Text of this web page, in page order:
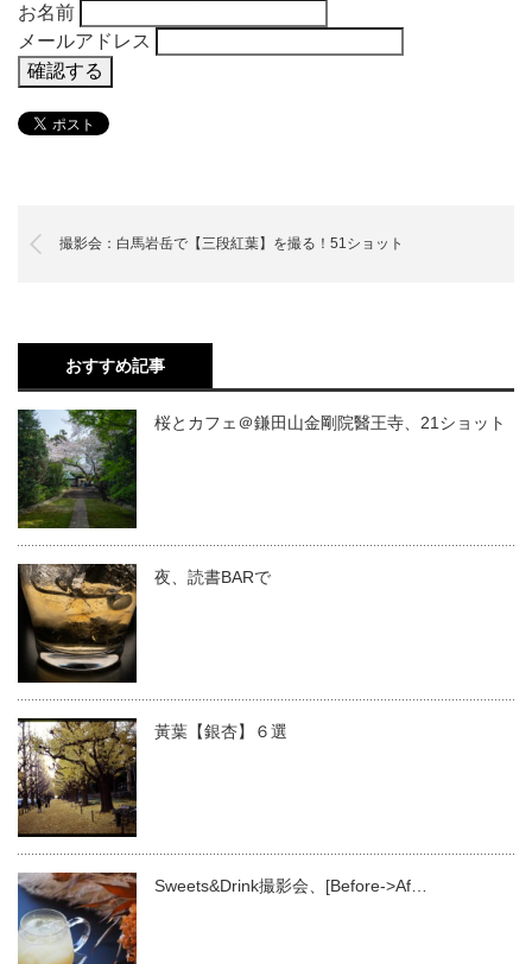
お名前
メールアドレス
撮影会：白馬岩岳で【三段紅葉】を撮る！51ショット
おすすめ記事
桜とカフェ＠鎌田山金剛院醫王寺、21ショット
夜、読書BARで
黃葉【銀杏】６選
Sweets&Drink撮影会、[Before->Af…